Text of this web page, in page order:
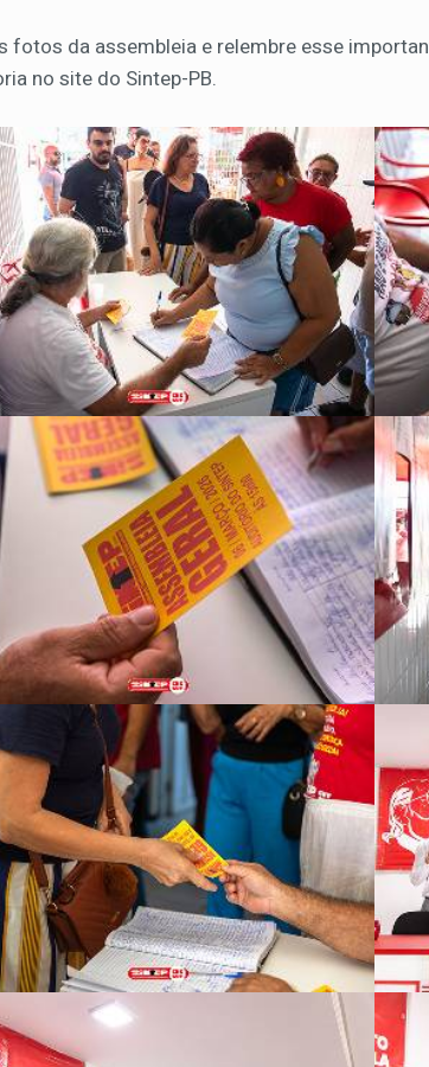
fotos da assembleia e relembre esse
no site do Sintep-PB.